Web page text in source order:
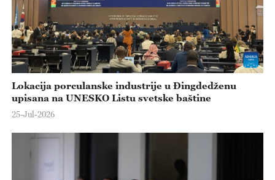
Lokacija porculanske industrije u Đingdedženu
upisana na UNESKO Listu svetske baštine
25-Jul-2026